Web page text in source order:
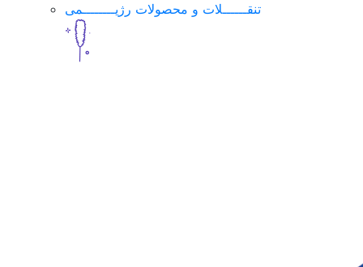
تنقــــــلات و محصولات رژیــــــــمی